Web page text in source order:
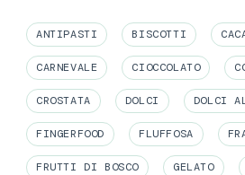
ANTIPASTI BISCOTTI
CARNEVALE CIOCCOLATO
CROSTATA DOLCI DOLCI
FINGERFOOD FLUFFOSA
FRUTTI DI BOSCO GELATO